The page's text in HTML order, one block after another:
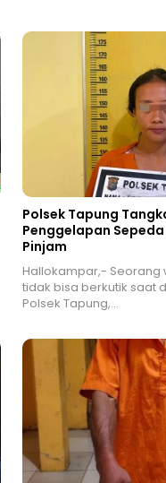
Polsek Tapung
Penggelapan
Pinjam
Hallokampar,- Seorang
tidak bisa berkutik saat
Polsek Tapung,…